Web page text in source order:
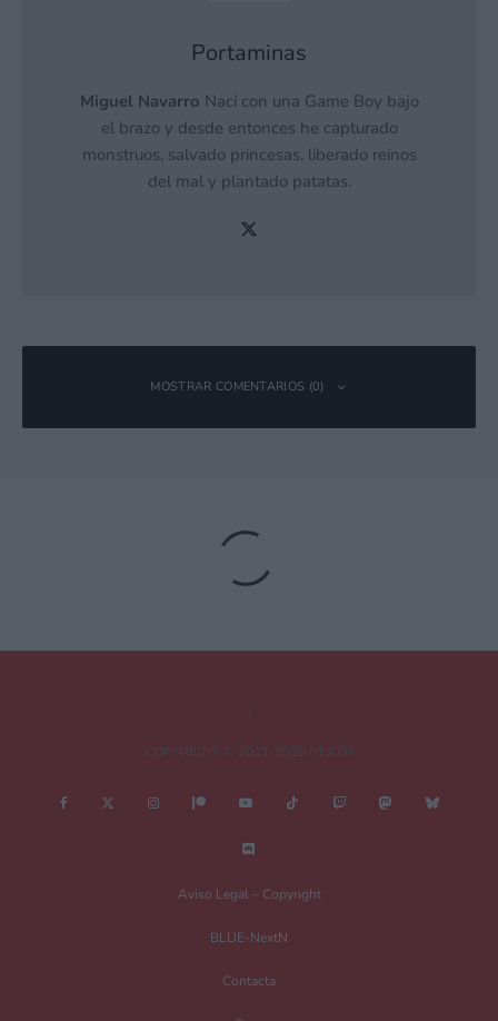
Portaminas
Miguel Navarro Nací con una Game Boy bajo
el brazo y desde entonces he capturado
monstruos, salvado princesas, liberado reinos
del mal y plantado patatas.
MOSTRAR COMENTARIOS (0)
Tu dirección de correo electrónico no será publicada.
Aviso Legal – Copyright
BLUE-NextN
Contacta